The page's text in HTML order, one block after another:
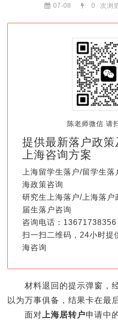
07-08 0 次浏
陈老师微信 请
提供最新落户政
上海咨询方案
上海留学生落户/留学生
海政策咨询
研究生上海落户/上海落
届生落户咨询
咨询电话：
扫一扫二维码，24小时提
海咨询
材料退回的提示弹窗，经
以为万事俱备，结果卡在最
面对上海居转户申请中